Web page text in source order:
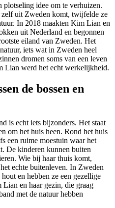
idee om te verhuizen.
zelf uit Zweden komt, twijfelde ze
In 2018 maakten Kim Lian en
uit Nederland en begonnen
eiland van Zweden. Het
iets wat in Zweden heel
dromen soms van een leven
Lian werd het echt werkelijkheid.
de bossen en
is echt iets bijzonders. Het staat
om het huis heen. Rond het huis
een ruime moestuin waar het
De kinderen kunnen buiten
Wie bij haar thuis komt,
echte buitenleven. In Zweden
en hebben ze een gezellige
en haar gezin, die graag
met de natuur hebben